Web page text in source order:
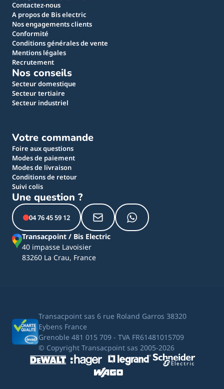
Contactez-nous
A propos de Bis electric
Nos engagements clients
Conformité
Conditions générales de vente
Mentions légales
Recrutement
Nos conseils
Secteur domestique
Secteur tertiaire
Secteur industriel
Votre commande
Foire aux questions
Modes de paiement
Modes de livraison
Conditions de retour
Suivi colis
Une question ?
04 76 45 59 12
Transacpoint / Bis Electric
40 impasse Lavoisier
83260 La Crau, France
Transacpoint sas 6 rue Roland Garros 38320
Eybens France
Grenoble 481 015 709 - TVA FR61481015709
© Copyright Transacpoint sas 2005-2026